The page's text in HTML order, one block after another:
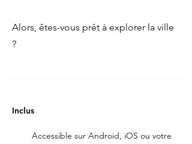
Alors, êtes-vous prêt à explorer la ville
?
Inclus
Accessible sur Android, iOS ou votre